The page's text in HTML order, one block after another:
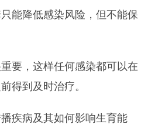
能降低感染风险，但不能保
要，这样任何感染都可以在
得到及时治疗。
疾病及其如何影响生育能